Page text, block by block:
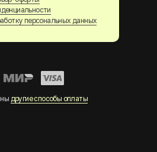
персональных данных
другие способы оплаты